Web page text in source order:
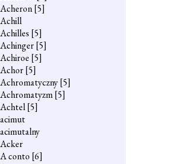
Acheron[5]
Achill
Achilles [5]
Achinger[5]
Achiroe [5]
Achor[5]
Achromatyczny[5]
Achromatyzm[5]
Achtel[5]
acimut
acimutalny
Acker
A conto [6]